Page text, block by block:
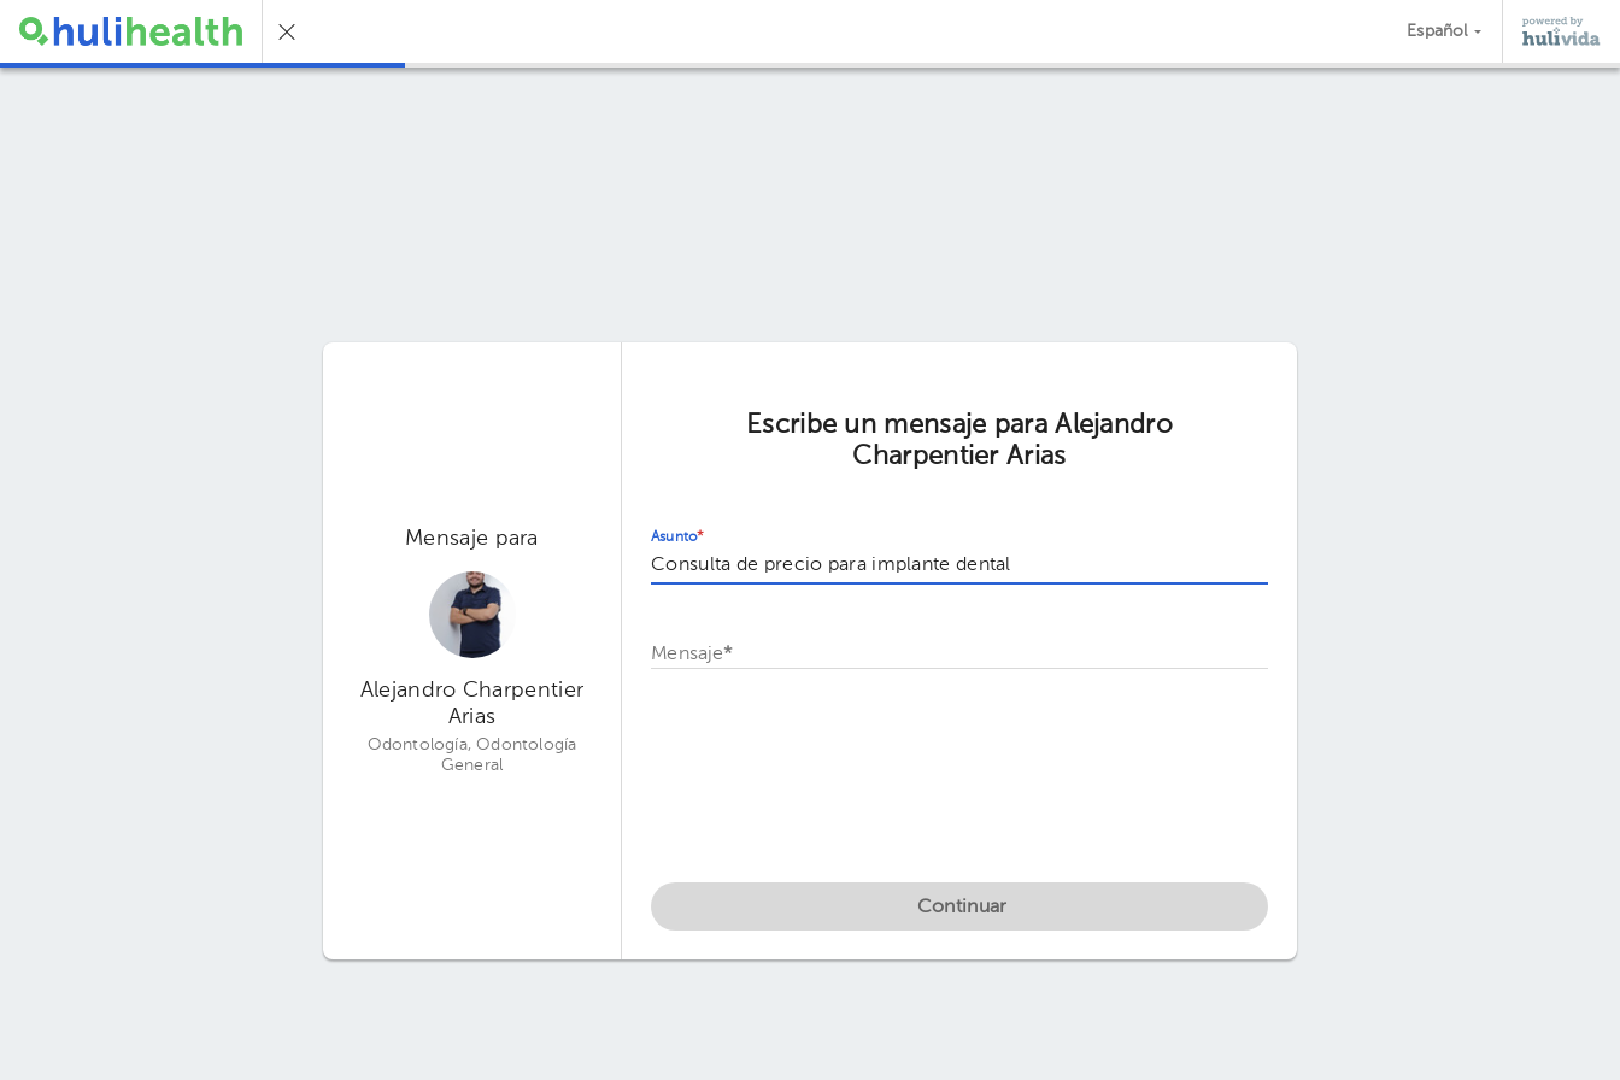
Español
Mensaje para
Alejandro Charpentier
Arias
Odontología, Odontología
General
Escribe un mensaje para Alejandro
Charpentier Arias
Asunto*
Mensaje*
Continuar